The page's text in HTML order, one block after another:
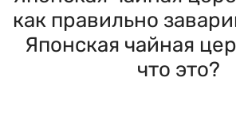
как правильно
Японская чайная
что это?